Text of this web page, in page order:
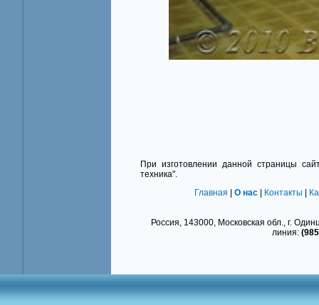
При изготовлении данной страницы
техника".
Главная
О нас Контакты
Россия, 143000, Московская обл., г.
линия: